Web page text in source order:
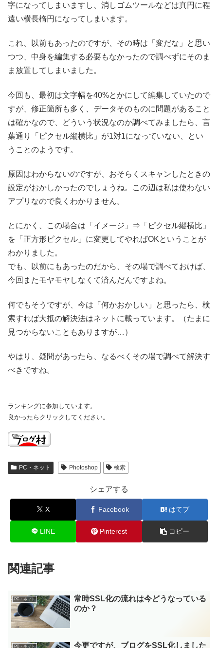
字になってしまいますし、消しゴムツールなどは真円に程
遠い横長楕円になってしまいます。
これ、以前もあったのですが、その時は「変だな」と思い
つつ、中身を編集する必要もなかったので調べずにそのま
ま放置してしまいました。
今回も、最初は文字幅を40%とかにして編集していたので
すが、修正箇所も多く、データそのものに問題があること
は確かなので、どういう状況なのか調べてみましたら、言
葉通り「ピクセル縦横比」が1対1になっていない、とい
うことのようです。
原因はわからないのですが、おそらくスキャンしたときの
設定がおかしかったのでしょうね。この辺は私は使わない
アプリなので良くわかりません。
とにかく、この場合は「イメージ」⇒「ピクセル縦横比」
を「正方形ピクセル」に変更してやればOKということが
わかりました。
でも、以前にもあったのだから、その場で調べておけば、
今回またモヤモヤしなくて済んだんですよね。
何でもそうですが、今は「何かおかしい」と思ったら、検
索すれば大抵の解決法はネットに載っています。（たまに
見つからないこともありますが…）
やはり、疑問があったら、なるべくその場で調べて解決す
べきですね。
ランキングに参加しています。
良かったらクリックしてください。
PC・ネット Photoshop 検索
シェアする
X Facebook はてブ
LINE Pinterest コピー
関連記事
PC・ネット
常時SSL化の流れは今どうなっている
のか？
PC・ネット 今更ですが、ブログをSSL化しました